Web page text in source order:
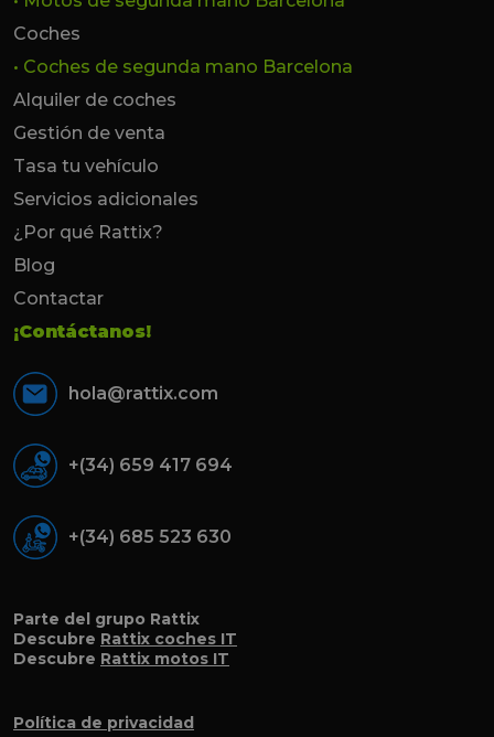
Coches
• Coches de segunda mano Barcelona
Alquiler de coches
Gestión de venta
Tasa tu vehículo
Servicios adicionales
¿Por qué Rattix?
Blog
Contactar
¡Contáctanos!
hola@rattix.com
+(34) 659 417 694
+(34) 685 523 630
Parte del grupo Rattix
Descubre Rattix coches IT
Descubre Rattix motos IT
Política de privacidad